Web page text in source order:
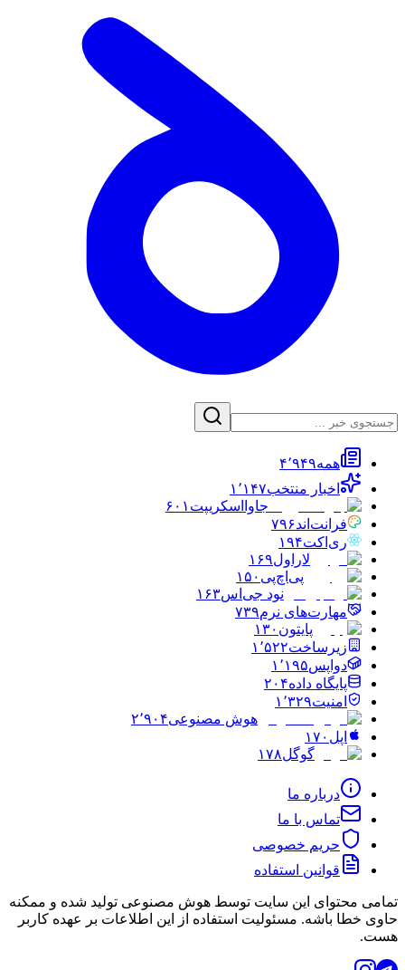
همه۴٬۹۴۹
اخبار منتخب۱٬۱۴۷
جاوااسکریپت ۶۰۱
فرانت‌اند۷۹۶
ری‌اکت۱۹۴
لاراول۱۶۹
پی‌اچ‌پی ۱۵۰
نود جی‌اس۱۶۳
مهارت‌های نرم۷۳۹
پایتون ۱۳۰
زیرساخت۱٬۵۲۲
دواپس۱٬۱۹۵
پایگاه داده۲۰۴
امنیت۱٬۳۲۹
هوش مصنوعی۲٬۹۰۴
اپل ۱۷۰
گوگل۱۷۸
درباره ما
تماس با ما
حریم خصوصی
قوانین استفاده
تمامی محتوای این سایت توسط هوش مصنوعی تولید شده و ممکنه
حاوی خطا باشه. مسئولیت استفاده از این اطلاعات بر عهده کاربر
هست.